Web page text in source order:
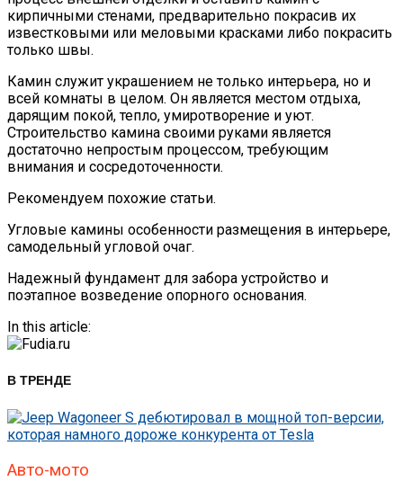
кирпичными стенами, предварительно покрасив их
известковыми или меловыми красками либо покрасить
только швы.
Камин служит украшением не только интерьера, но и
всей комнаты в целом. Он является местом отдыха,
дарящим покой, тепло, умиротворение и уют.
Строительство камина своими руками является
достаточно непростым процессом, требующим
внимания и сосредоточенности.
Рекомендуем похожие статьи.
Угловые камины особенности размещения в интерьере,
самодельный угловой очаг.
Надежный фундамент для забора устройство и
поэтапное возведение опорного основания.
In this article:
В ТРЕНДЕ
Авто-мото